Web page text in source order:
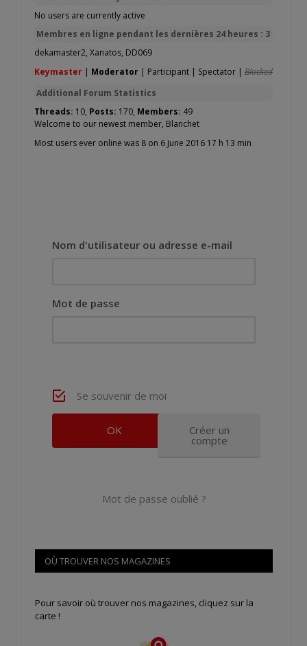
No users are currently active
Membres en ligne pendant les dernières 24 heures : 3
dekamaster2, Xanatos, DD069
Keymaster | Moderator | Participant | Spectator | Blocked
Additional Forum Statistics
Threads: 10, Posts: 170, Members: 49
Welcome to our newest member, Blanchet
Most users ever online was 8 on 6 June 2016 17 h 13 min
Nom d'utilisateur ou adresse e-mail
Mot de passe
Se souvenir de moi
Créer un
compte
Mot de passe oublié ?
OÙ TROUVER NOS MAGAZINES
Pour savoir où trouver nos magazines, cliquez sur la
carte !